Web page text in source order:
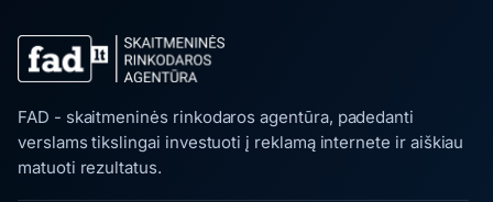
FAD - skaitmeninės rinkodaros agentūra, padedanti
verslams tikslingai investuoti į reklamą internete ir aiškiau
matuoti rezultatus.